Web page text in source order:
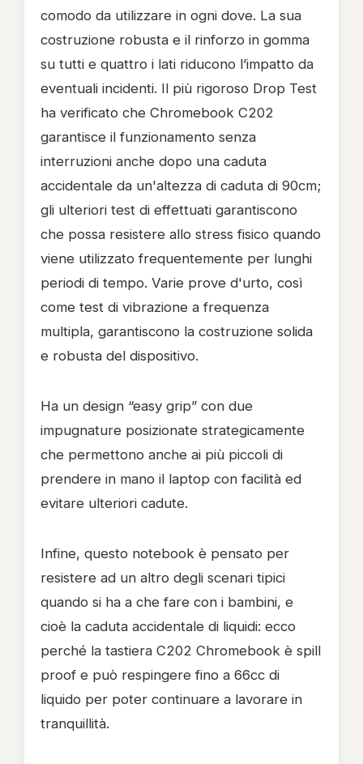
comodo da utilizzare in ogni dove. La sua
costruzione robusta e il rinforzo in gomma
su tutti e quattro i lati riducono l’impatto da
eventuali incidenti. Il più rigoroso Drop Test
ha verificato che Chromebook C202
garantisce il funzionamento senza
interruzioni anche dopo una caduta
accidentale da un'altezza di caduta di 90cm;
gli ulteriori test di effettuati garantiscono
che possa resistere allo stress fisico quando
viene utilizzato frequentemente per lunghi
periodi di tempo. Varie prove d'urto, così
come test di vibrazione a frequenza
multipla, garantiscono la costruzione solida
e robusta del dispositivo.
Ha un design “easy grip” con due
impugnature posizionate strategicamente
che permettono anche ai più piccoli di
prendere in mano il laptop con facilità ed
evitare ulteriori cadute.
Infine, questo notebook è pensato per
resistere ad un altro degli scenari tipici
quando si ha a che fare con i bambini, e
cioè la caduta accidentale di liquidi: ecco
perché la tastiera C202 Chromebook è spill
proof e può respingere fino a 66cc di
liquido per poter continuare a lavorare in
tranquillità.